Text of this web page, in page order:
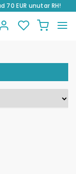
EUR unutar RH!